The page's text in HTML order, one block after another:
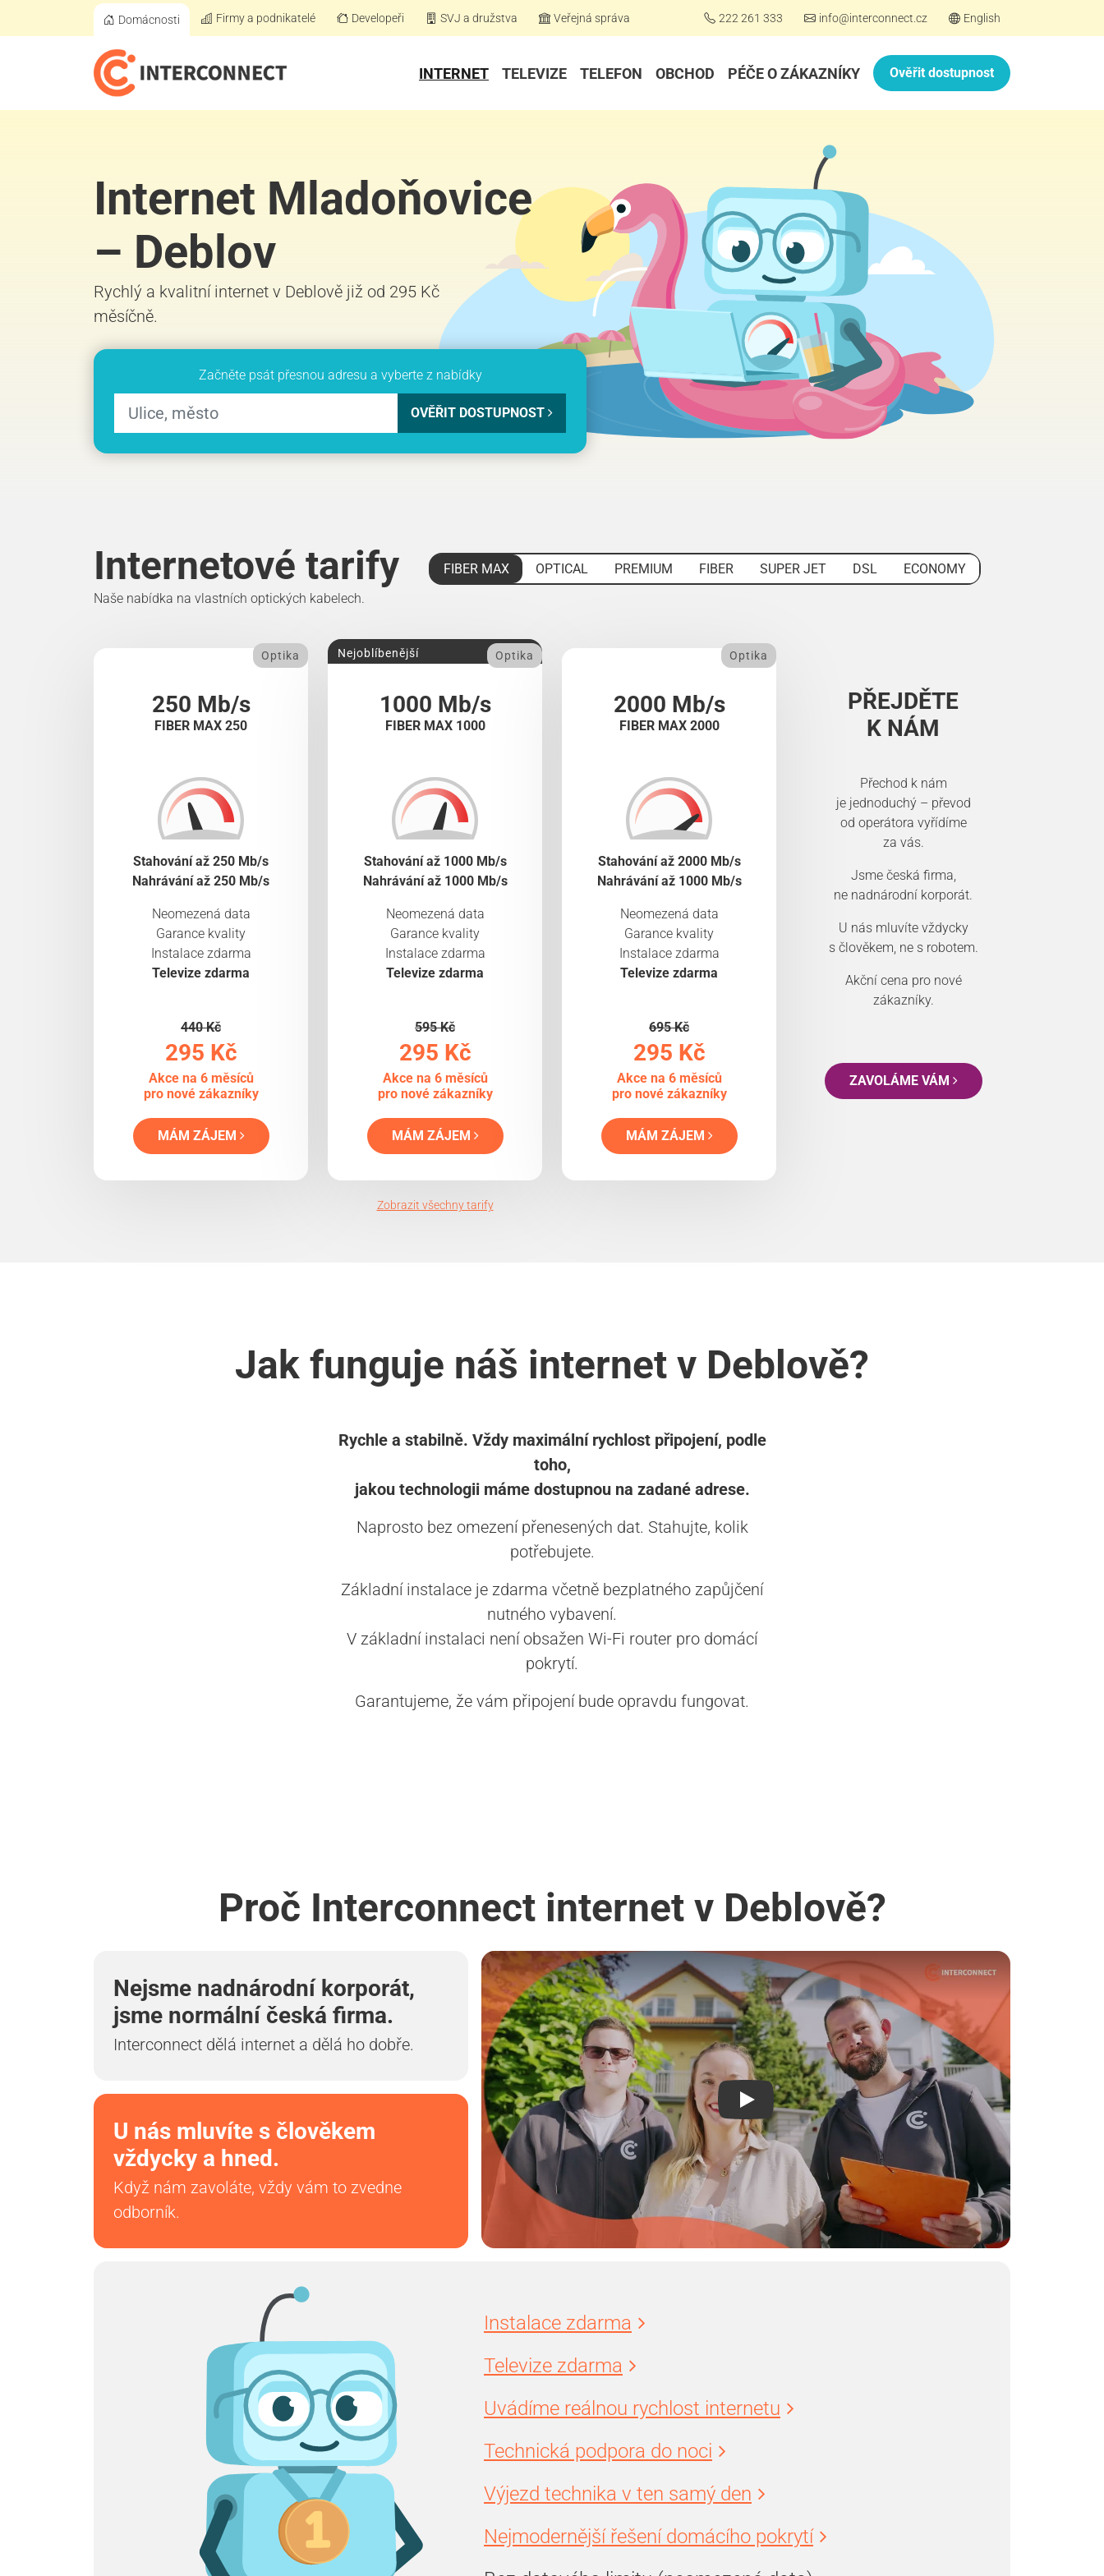
Domácnosti Firmy a podnikatelé Developeři SVJ a družstva Veřejná správa 222 261 333 info@interconnect.cz English
INTERNET TELEVIZE TELEFON OBCHOD PÉČE O ZÁKAZNÍKY Ověřit dostupnost
Internet Mladoňovice
– Deblov
Rychlý a kvalitní internet v Deblově již od 295 Kč
měsíčně.
Začněte psát přesnou adresu a vyberte z nabídky
OVĚŘIT DOSTUPNOST
Internetové tarify FIBER MAX OPTICAL PREMIUM FIBER SUPER JET DSL
ECONOMY
Naše nabídka na vlastních optických kabelech.
250 Mb/s
FIBER MAX 250
Optika
Stahování až 250 Mb/s
Nahrávání až 250 Mb/s
Neomezená data
Garance kvality
Instalace zdarma
Televize zdarma
440 Kč
295 Kč
Akce na 6 měsíců
pro nové zákazníky
MÁM ZÁJEM
1000 Mb/s
FIBER MAX 1000
Nejoblíbenější Optika
Stahování až 1000 Mb/s
Nahrávání až 1000 Mb/s
Neomezená data
Garance kvality
Instalace zdarma
Televize zdarma
595 Kč
295 Kč
Akce na 6 měsíců
pro nové zákazníky
MÁM ZÁJEM
2000 Mb/s
FIBER MAX 2000
Optika
Stahování až 2000 Mb/s
Nahrávání až 1000 Mb/s
Neomezená data
Garance kvality
Instalace zdarma
Televize zdarma
695 Kč
295 Kč
Akce na 6 měsíců
pro nové zákazníky
MÁM ZÁJEM
PŘEJDĚTE
K NÁM
Přechod k nám
je jednoduchý – převod
od operátora vyřídíme
za vás.
Jsme česká firma,
ne nadnárodní korporát.
U nás mluvíte vždycky
s člověkem, ne s robotem.
Akční cena pro nové
zákazníky.
ZAVOLÁME VÁM
Zobrazit všechny tarify
Jak funguje náš internet v Deblově?
Rychle a stabilně. Vždy maximální rychlost připojení, podle
toho,
jakou technologii máme dostupnou na zadané adrese.
Naprosto bez omezení přenesených dat. Stahujte, kolik
potřebujete.
Základní instalace je zdarma včetně bezplatného zapůjčení
nutného vybavení.
V základní instalaci není obsažen Wi-Fi router pro domácí
pokrytí.
Garantujeme, že vám připojení bude opravdu fungovat.
Proč Interconnect internet v Deblově?
Nejsme nadnárodní korporát,
jsme normální česká firma.
Interconnect dělá internet a dělá ho dobře.
U nás mluvíte s člověkem
vždycky a hned.
Když nám zavoláte, vždy vám to zvedne
odborník.
Instalace zdarma
Televize zdarma
Uvádíme reálnou rychlost internetu
Technická podpora do noci
Výjezd technika v ten samý den
Nejmodernější řešení domácího pokrytí